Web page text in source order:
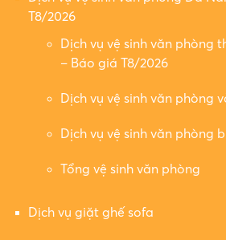
T8/2026
Dịch vụ vệ sinh văn phòng
– Báo giá T8/2026
Dịch vụ vệ sinh văn phòng
Dịch vụ vệ sinh văn phòng
Tổng vệ sinh văn phòng
Dịch vụ giặt ghế sofa